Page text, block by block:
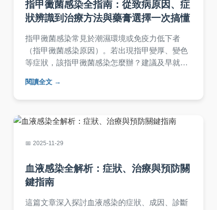
指甲黴菌感染全指南：從致病原因、症
狀辨識到治療方法與藥膏選擇一次搞懂
指甲黴菌感染常見於潮濕環境或免疫力低下者
（指甲黴菌感染原因）。若出現指甲變厚、變色
等症狀，該指甲黴菌感染怎麼辦？建議及早就
輕症可使用指甲黴菌感染藥膏，嚴重者需配合口
服抗真菌藥物。保持足部乾燥是預防關鍵！
閱讀全文
2025-11-29
血液感染全解析：症狀、治療與預防關
鍵指南
這篇文章深入探討血液感染的症狀、成因、診斷